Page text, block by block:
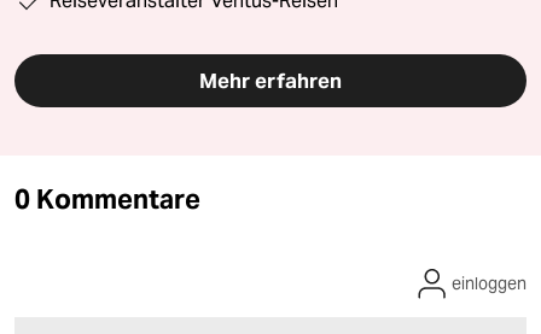
Mehr erfahren
0 Kommentare
einloggen